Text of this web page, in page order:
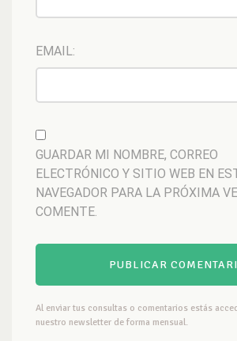
EMAIL:
GUARDAR MI NOMBRE, CORREO
ELECTRÓNICO Y SITIO WEB EN
NAVEGADOR PARA LA PRÓXIMA
COMENTE.
Al enviar tus consultas o comentarios estás
nuestro newsletter de forma mensual.